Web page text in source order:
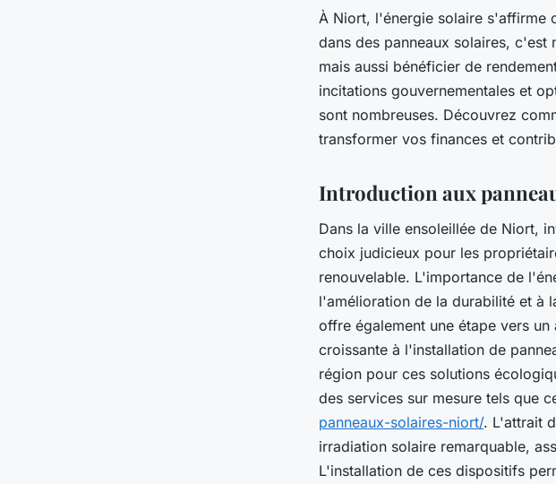
À Niort, l'énergie solaire s'affirme
dans des panneaux solaires,
mais aussi bénéficier de
incitations gouvernementales et
sont nombreuses. Découvrez
transformer vos finances et
Introduction aux
Dans la ville ensoleillée de Niort,
choix judicieux pour les
renouvelable. L'importance de
l'amélioration de la durabilité et à
offre également une étape vers
croissante à l'installation de
région pour ces solutions
des services sur mesure tels que
panneaux-solaires-niort/. L'attrait
irradiation solaire remarquable,
L'installation de ces dispositifs